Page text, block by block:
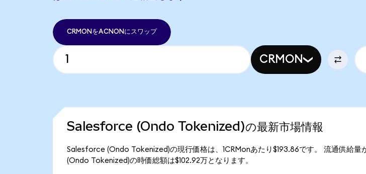
CRMONをACNONにスワップ
CRMON
Salesforce (Ondo Tokenized)の最新市場情報
Salesforce (Ondo Tokenized)の現行価格は、1CRMonあたり$193.86です。 流通供給
(Ondo Tokenized)の時価総額は$102.92万となります。